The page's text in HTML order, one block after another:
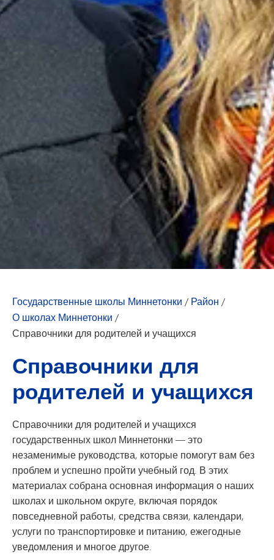
Государственные школы Миннетонки / Район /
О школах Миннетонки /
Справочники для родителей и учащихся
Справочники для
родителей и учащихся
Справочники для родителей и учащихся
государственных школ Миннетонки — это
незаменимые руководства, которые помогут вам без
проблем и успешно пройти учебный год. В этих
материалах собрана основная информация о наших
школах и школьном округе, включая порядок
повседневной работы, средства связи, календари,
услуги по транспортировке и питанию, ежегодные
уведомления и многое другое.